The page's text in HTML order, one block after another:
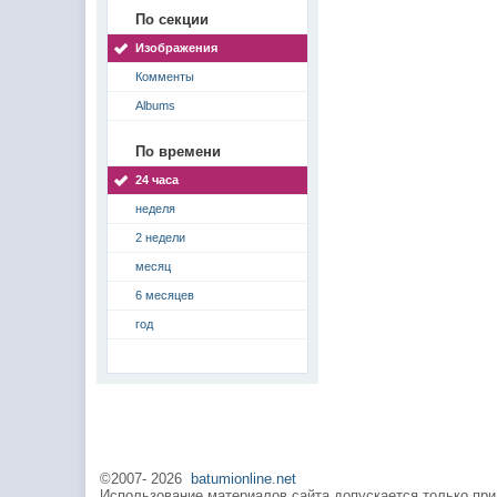
По секции
Изображения
Комменты
Albums
По времени
24 часа
неделя
2 недели
месяц
6 месяцев
год
©2007-2026
batumionline.net